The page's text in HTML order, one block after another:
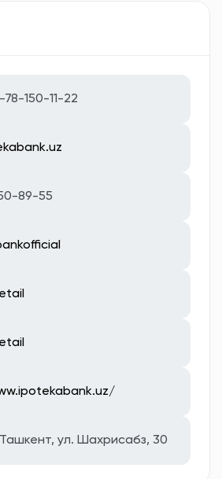
78-150-11-22
89-55
Ташкент, ул. Шахрисабз, 30